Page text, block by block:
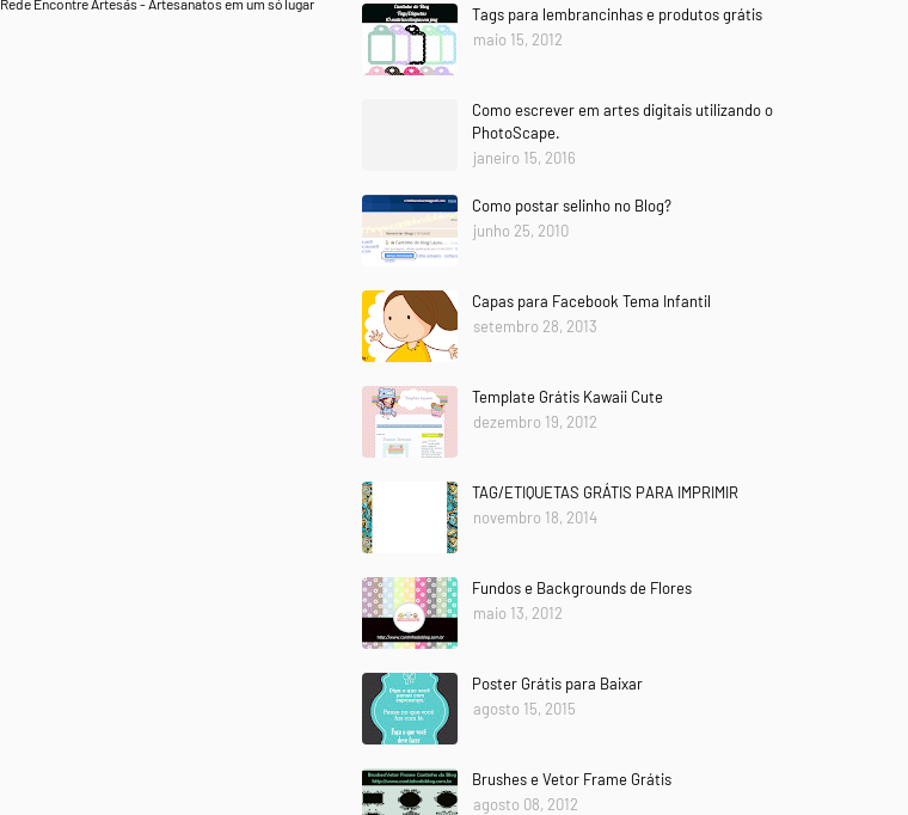
Rede Encontre Artesãs - Artesanatos em um só lugar
Tags para lembrancinhas e produtos grátis
maio 15, 2012
Como escrever em artes digitais utilizando o
PhotoScape.
janeiro 15, 2016
Como postar selinho no Blog?
junho 25, 2010
Capas para Facebook Tema Infantil
setembro 28, 2013
Template Grátis Kawaii Cute
dezembro 19, 2012
TAG/ETIQUETAS GRÁTIS PARA IMPRIMIR
novembro 18, 2014
Fundos e Backgrounds de Flores
maio 13, 2012
Poster Grátis para Baixar
agosto 15, 2015
Brushes e Vetor Frame Grátis
agosto 08, 2012